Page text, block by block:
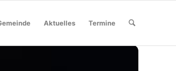
Aktuelles Termine